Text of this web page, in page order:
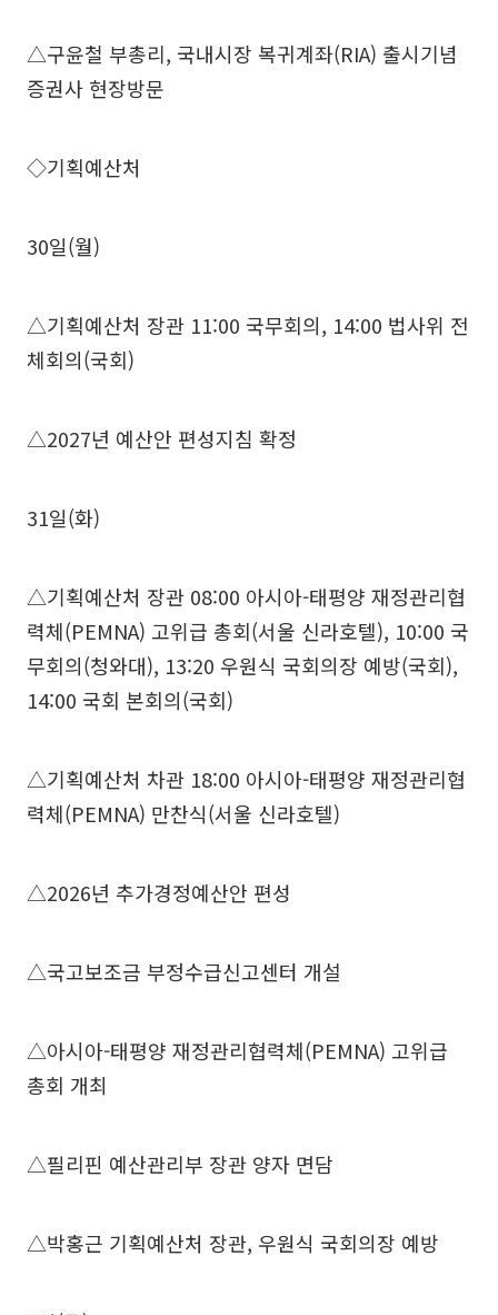
△구윤철 부총리, 국내시장 복귀계좌(RIA) 출시기념
증권사 현장방문
◇기획예산처
30일(월)
△기획예산처 장관 11:00 국무회의, 14:00 법사위 전
체회의(국회)
△2027년 예산안 편성지침 확정
31일(화)
△기획예산처 장관 08:00 아시아-태평양 재정관리협
력체(PEMNA) 고위급 총회(서울 신라호텔), 10:00 국
무회의(청와대), 13:20 우원식 국회의장 예방(국회),
14:00 국회 본회의(국회)
△기획예산처 차관 18:00 아시아-태평양 재정관리협
력체(PEMNA) 만찬식(서울 신라호텔)
△2026년 추가경정예산안 편성
△국고보조금 부정수급신고센터 개설
△아시아-태평양 재정관리협력체(PEMNA) 고위급
총회 개최
△필리핀 예산관리부 장관 양자 면담
△박홍근 기획예산처 장관, 우원식 국회의장 예방